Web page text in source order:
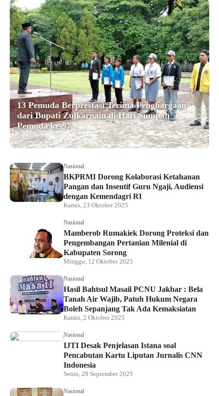
13 Pemuda Berprestasi Terima Penghargaan
dari Bupati Zulkarnain di Hari Sumpah
Pemuda ke-97
9 bulan lalu
Nasional
BKPRMI Dorong Kolaborasi Ketahanan
Pangan dan Insentif Guru Ngaji, Audiensi
dengan Kemendagri RI
Kamis, 23 Oktober 2025
Nasional
Mamberob Rumakiek Dorong Proteksi dan
Pengembangan Pertanian Milenial di
Kabupaten Sorong
Minggu, 12 Oktober 2025
Nasional
Hasil Bahtsul Masail PCNU Jakbar : Bela
Tanah Air Wajib, Patuh Hukum Negara
Boleh Sepanjang Tak Ada Kemaksiatan
Kamis, 2 Oktober 2025
Nasional
IJTI Desak Penjelasan Istana soal
Pencabutan Kartu Liputan Jurnalis CNN
Indonesia
Senin, 29 September 2025
Nasional